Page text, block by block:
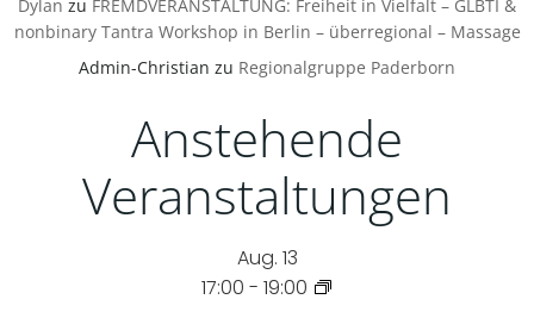
Dylan zu FREMDVERANSTALTUNG: Freiheit in Vielfalt – GLBTI &
nonbinary Tantra Workshop in Berlin – überregional – Massage
Admin-Christian zu Regionalgruppe Paderborn
Anstehende
Veranstaltungen
Aug. 13
17:00 - 19:00